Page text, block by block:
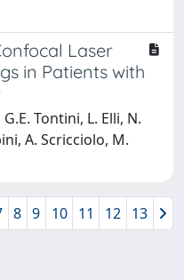
Laser
in Patients with
Tontini, L. Elli, N.
A. Scricciolo, M.
8 9 10 11 12 13